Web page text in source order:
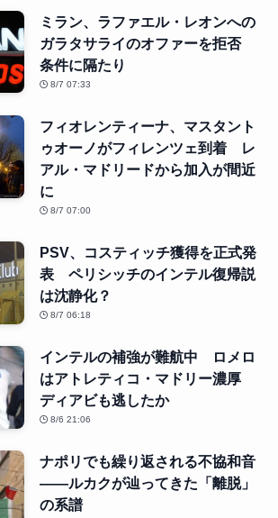
ミラン、ラファエル・レオンへの
ガラタサライのオファーを拒否
条件に隔たり
8/7 07:33
フィオレンティーナ、マスタント
ゥオーノがフィレンツェ到着 レ
アル・マドリードから加入が間近
に
8/7 07:00
PSV、コスティッチ獲得を正式発
表 ペリシッチのインテル復帰説
は沈静化？
8/7 06:18
インテルの補強が難航中 ロメロ
はアトレティコ・マドリー濃厚
ディアビも逃したか
8/6 21:06
ナポリでも繰り返される不協和音
――ルカクが辿ってきた「離脱」
の系譜